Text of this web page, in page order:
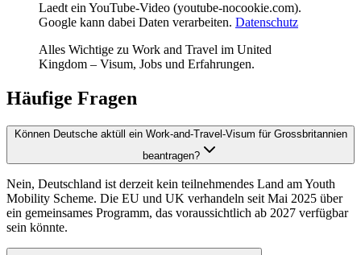
Laedt ein YouTube-Video (youtube-nocookie.com).
Google kann dabei Daten verarbeiten. Datenschutz
Alles Wichtige zu Work and Travel im United
Kingdom – Visum, Jobs und Erfahrungen.
Häufige Fragen
Können Deutsche aktüll ein Work-and-Travel-Visum für Grossbritannien
beantragen?
Nein, Deutschland ist derzeit kein teilnehmendes Land am Youth
Mobility Scheme. Die EU und UK verhandeln seit Mai 2025 über
ein gemeinsames Programm, das voraussichtlich ab 2027 verfügbar
sein könnte.